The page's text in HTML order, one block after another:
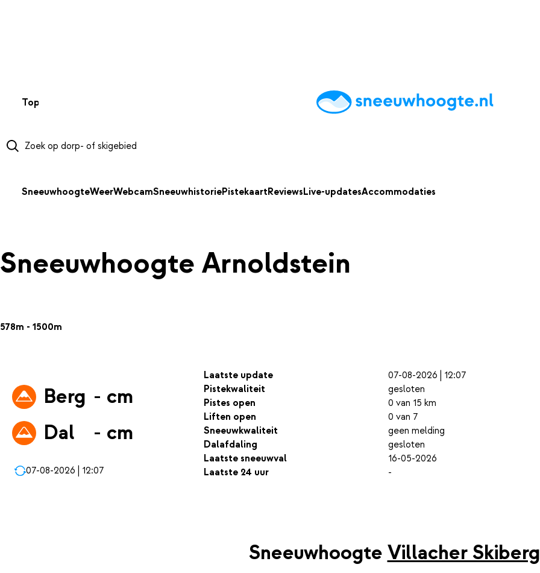
Top 50 AccommodatiesTipsReviewsLive updatesApp
SneeuwhoogteWeerWebcamSneeuwhistoriePistekaartReviewsLive-updatesAccommodaties
Sneeuwhoogte Arnoldstein
578m - 1500m
Berg - cm
Dal
- cm
07-08-2026 | 12:07
Laatste update
07-08-2026 | 12:07
Pistekwaliteit
gesloten
Pistes open
0 van 15 km
Liften open
0 van 7
Sneeuwkwaliteit
geen melding
Dalafdaling
gesloten
Laatste sneeuwval
16-05-2026
Laatste 24 uur
-
Sneeuwhoogte Villacher